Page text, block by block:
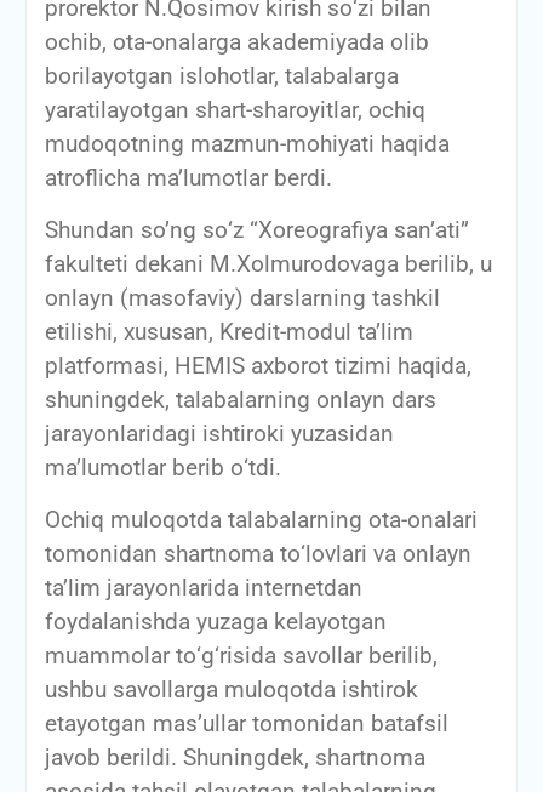
prorektor N.Qosimov kirish sо‘zi bilan
ochib, ota-onalarga akademiyada olib
borilayotgan islohotlar, talabalarga
yaratilayotgan shart-sharoyitlar, ochiq
mudoqotning mazmun-mohiyati haqida
atroflicha ma’lumotlar berdi.
Shundan so’ng sо‘z “Xoreografiya san’ati”
fakulteti dekani M.Xolmurodovaga berilib, u
onlayn (masofaviy) darslarning tashkil
etilishi, xususan, Kredit-modul ta’lim
platformasi, HEMIS axborot tizimi haqida,
shuningdek, talabalarning onlayn dars
jarayonlaridagi ishtiroki yuzasidan
ma’lumotlar berib о‘tdi.
Ochiq muloqotda talabalarning ota-onalari
tomonidan shartnoma tо‘lovlari va onlayn
ta’lim jarayonlarida internetdan
foydalanishda yuzaga kelayotgan
muammolar tо‘g‘risida savollar berilib,
ushbu savollarga muloqotda ishtirok
etayotgan mas’ullar tomonidan batafsil
javob berildi. Shuningdek, shartnoma